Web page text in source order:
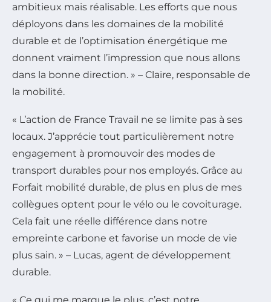
ambitieux mais réalisable. Les efforts que nous
déployons dans les domaines de la mobilité
durable et de l’optimisation énergétique me
donnent vraiment l’impression que nous allons
dans la bonne direction. » – Claire, responsable de
la mobilité.
« L’action de France Travail ne se limite pas à ses
locaux. J’apprécie tout particulièrement notre
engagement à promouvoir des modes de
transport durables pour nos employés. Grâce au
Forfait mobilité durable, de plus en plus de mes
collègues optent pour le vélo ou le covoiturage.
Cela fait une réelle différence dans notre
empreinte carbone et favorise un mode de vie
plus sain. » – Lucas, agent de développement
durable.